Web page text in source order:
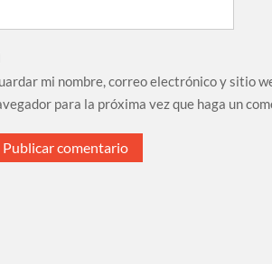
mi nombre, correo electrónico y sitio
para la próxima vez que haga un